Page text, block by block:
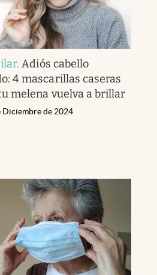
.Adiós cabello
4 mascarillas caseras
melena vuelva a brillar
Diciembre de 2024